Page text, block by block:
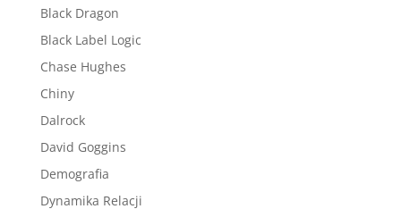
Black Dragon
Black Label Logic
Chase Hughes
Chiny
Dalrock
David Goggins
Demografia
Dynamika Relacji